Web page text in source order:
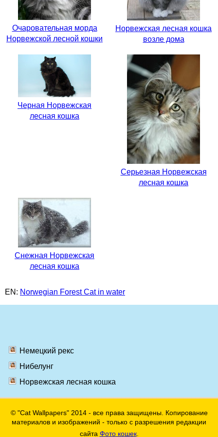
Очаровательная морда
Норвежской лесной кошки
Норвежская лесная кошка
возле дома
Черная Норвежская
лесная кошка
Серьезная Норвежская
лесная кошка
Снежная Норвежская
лесная кошка
EN: Norwegian Forest Cat in water
Немецкий рекс
Нибелунг
Норвежская лесная кошка
© "Cat Wallpapers" 2014 - все права защищены. Копирование
материалов и изображений - только с разрешения редакции
сайта Фото кошек.